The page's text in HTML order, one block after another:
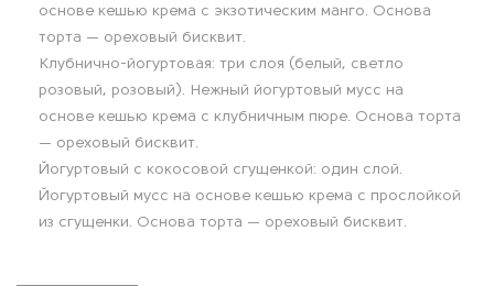
основе кешью крема с экзотическим манго. Основа
торта — ореховый бисквит.
Клубнично-йогуртовая: три слоя (белый, светло
розовый, розовый). Нежный йогуртовый мусс на
основе кешью крема с клубничным пюре. Основа торта
— ореховый бисквит.
Йогуртовый с кокосовой сгущенкой: один слой.
Йогуртовый мусс на основе кешью крема с прослойкой
из сгущенки. Основа торта — ореховый бисквит.